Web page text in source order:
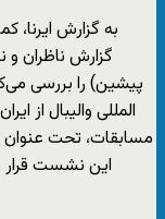
به گزارش
گزارش ناظران و
پیشین) را بررسی
المللی والیبال از
مسابقات، تحت عنوان
این نشست قرار